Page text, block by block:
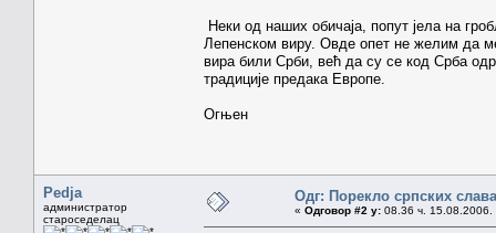
Неки од наших обичаја, попут јела на
Лепенском виру. Овде опет не желим да
вира били Срби, већ да су се код Срба
традиције предака Европе.
Огњен
Pedja
администратор
староседелац
Одг: Порекло српских слава
« Одговор #2 у: 08.36 ч. 15.08.2006.